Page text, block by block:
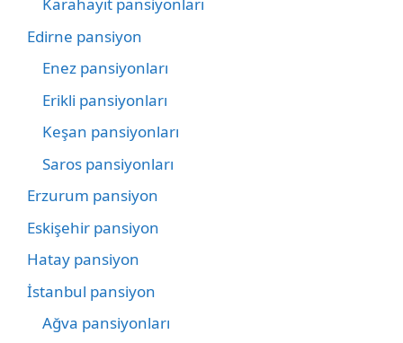
Karahayıt pansiyonları
Edirne pansiyon
Enez pansiyonları
Erikli pansiyonları
Keşan pansiyonları
Saros pansiyonları
Erzurum pansiyon
Eskişehir pansiyon
Hatay pansiyon
İstanbul pansiyon
Ağva pansiyonları